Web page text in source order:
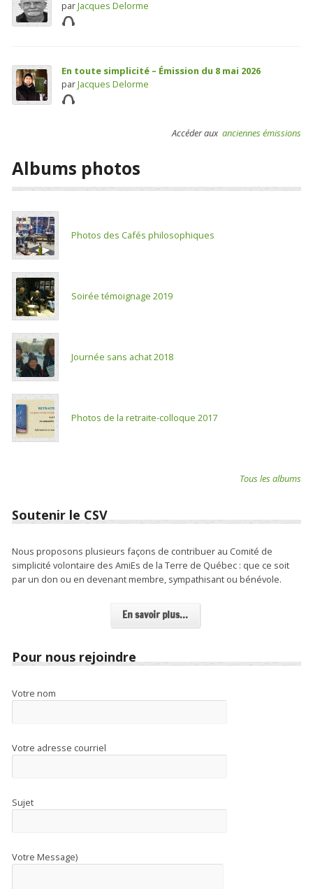
parJacques Delorme
En toute simplicité – Émission du 8 mai 2026
parJacques Delorme
Accéder aux anciennes émissions
Albums photos
Photos des Cafés philosophiques
Soirée témoignage 2019
Journée sans achat 2018
Photos de la retraite-colloque 2017
Tous les albums
Soutenir le CSV
Nous proposons plusieurs façons de contribuer au Comité de
simplicité volontaire des AmiEs de la Terre de Québec : que ce soit
par un don ou en devenant membre, sympathisant ou bénévole.
En savoir plus...
Pour nous rejoindre
Votre nom
Votre adresse courriel
Sujet
Votre Message)